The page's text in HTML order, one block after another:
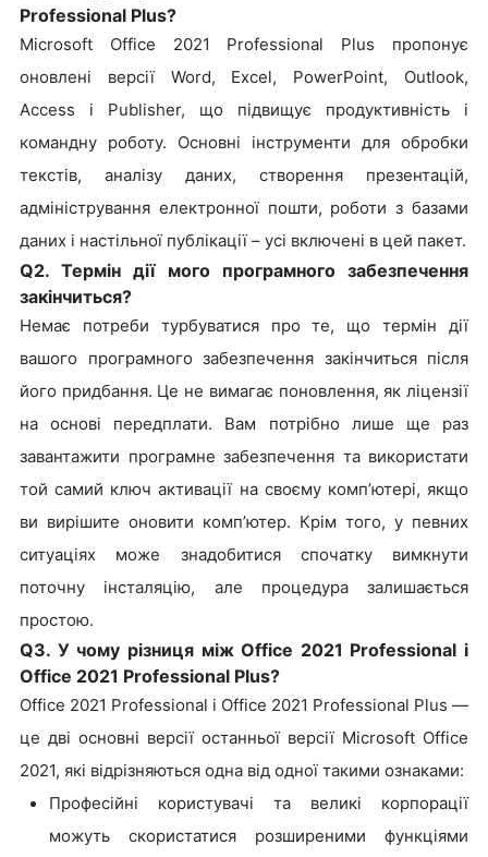
Professional Plus?
Microsoft Office 2021 Professional Plus пропонує
оновлені версії Word, Excel, PowerPoint, Outlook,
Access і Publisher, що підвищує продуктивність і
командну роботу. Основні інструменти для обробки
текстів, аналізу даних, створення презентацій,
адміністрування електронної пошти, роботи з базами
даних і настільної публікації – усі включені в цей пакет.
Q2. Термін дії мого програмного забезпечення
закінчиться?
Немає потреби турбуватися про те, що термін дії
вашого програмного забезпечення закінчиться після
його придбання. Це не вимагає поновлення, як ліцензії
на основі передплати. Вам потрібно лише ще раз
завантажити програмне забезпечення та використати
той самий ключ активації на своєму комп’ютері, якщо
ви вирішите оновити комп’ютер. Крім того, у певних
ситуаціях може знадобитися спочатку вимкнути
поточну інсталяцію, але процедура залишається
простою.
Q3. У чому різниця між Office 2021 Professional і
Office 2021 Professional Plus?
Office 2021 Professional і Office 2021 Professional Plus —
це дві основні версії останньої версії Microsoft Office
2021, які відрізняються одна від одної такими ознаками:
Професійні користувачі та великі корпорації
можуть скористатися розширеними функціями